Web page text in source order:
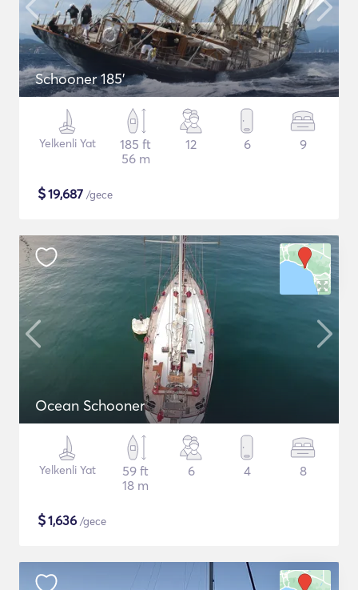
Schooner 185'
Yelkenli Yat
185 ft
56 m
12 6 9
$19,687 /gece
Ocean Schooner
Yelkenli Yat
59 ft
18 m
6 4 8
$1,636 /gece